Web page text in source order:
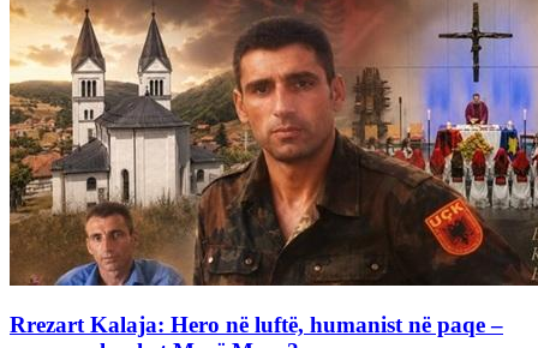
Rrezart Kalaja: Hero në luftë, humanist në paqe –